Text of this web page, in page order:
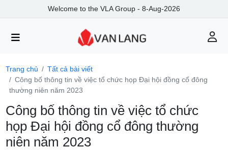
Welcome to the VLA Group - 8-Aug-2026
Trang chủ
Tất cả bài viết
Công bố thông tin về việc tổ chức họp Đại hội đồng cổ đông
thường niên năm 2023
Công bố thông tin về việc tổ chức
họp Đại hội đồng cổ đông thường
niên năm 2023